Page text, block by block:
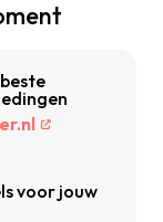
voor jouw